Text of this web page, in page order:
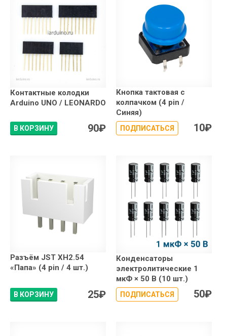
Контактные колодки
Arduino UNO / LEONARDO
В КОРЗИНУ 90₽
Кнопка тактовая с
колпачком (4 pin /
Синяя)
ПОДПИСАТЬСЯ 10₽
Разъём JST XH2.54
«Папа» (4 pin / 4 шт.)
В КОРЗИНУ 25₽
Конденсаторы
электролитические 1
мкФ × 50 В (10 шт.)
ПОДПИСАТЬСЯ 50₽